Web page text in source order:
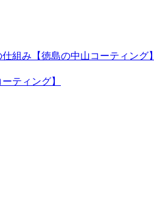
み【徳島の中山コーティング】
ティング】